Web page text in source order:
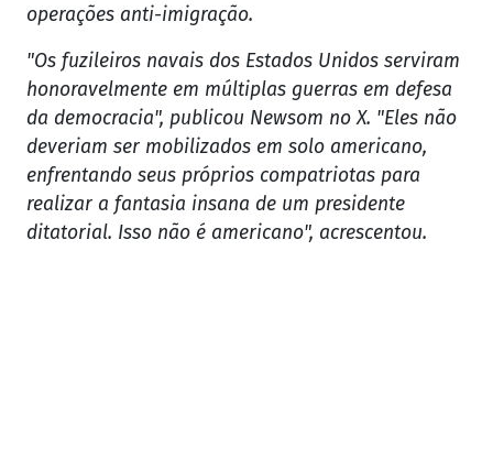
operações anti-imigração.
"Os fuzileiros navais dos Estados Unidos serviram
honoravelmente em múltiplas guerras em defesa
da democracia", publicou Newsom no X. "Eles não
deveriam ser mobilizados em solo americano,
enfrentando seus próprios compatriotas para
realizar a fantasia insana de um presidente
ditatorial. Isso não é americano", acrescentou.